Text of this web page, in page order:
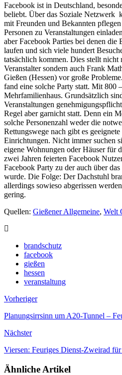
Facebook ist in Deutschland,
beliebt. Über das Soziale Netzwerk
mit Freunden und Bekannten
Personen zu Veranstaltungen
aber Facebook Parties bei denen die
laufen und sich viele hundert
tatsächlich kommen. Dies stellt nicht
Veranstalter sondern auch Frank
Gießen (Hessen) vor große
fand eine solche Party statt. Mit 800
Mehrfamilienhaus. Grundsätzlich
Veranstaltungen
Regel aber garnicht statt. Denn ein
solche Personenzahl weder die
Rettungswege nach gibt es
Einrichtungen. Nicht immer suchen
eigene Wohnungen oder Häuser für
zwei Jahren feierten Facebook
Facebook Party zu der auch über
wurde. Die Folge: Der Dachstuhl
allerdings sowieso abgerissen
gering.
Quellen: Gießener Allgemeine, Welt
brandschutz
facebook
gießen
hessen
veranstaltung
Vorheriger
Planungsirrsinn um A20-Tunnel –
Nächster
Viersen: Feuriges Dienst-Zweirad
Ähnliche Artikel